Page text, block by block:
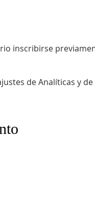
inscribirse
de Analíticas y